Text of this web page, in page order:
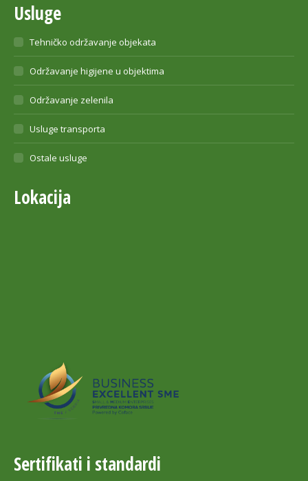
Usluge
Tehničko održavanje objekata
Održavanje higijene u objektima
Održavanje zelenila
Usluge transporta
Ostale usluge
Lokacija
Sertifikati i standardi